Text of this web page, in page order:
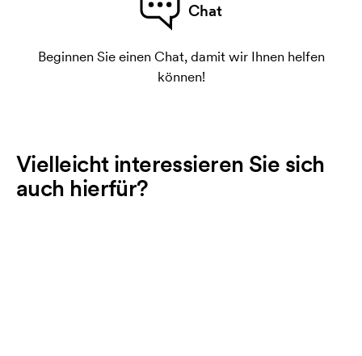
Chat
Beginnen Sie einen Chat, damit wir Ihnen helfen
können!
Vielleicht interessieren Sie sich
auch hierfür?